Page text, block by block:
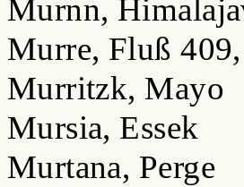
Murnn,
Murre, Fluß
Murritzk, Mayo
Mursia, Essek
Murtana, Perge